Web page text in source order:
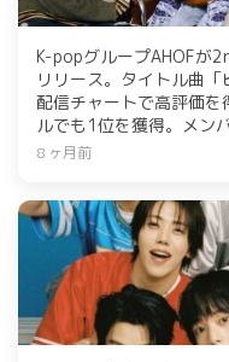
K-popグループAHOFが
リリース。タイトル曲
配信チャートで高評価
ルでも1位を獲得。メン
し、成長を感じる内容と
8 ヶ月前